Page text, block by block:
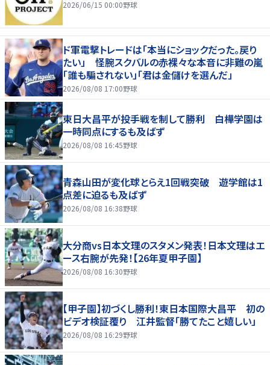
2026/06/15 00:00野球
ド軍電撃トレードは「本当にショックだった。戻り
たい」 怪腕スクバルの赤裸々な本音に非難の嵐
「誰も騙されない」「君は金儲けを選んだ」
2026/08/08 17:00野球
東日大昌平が投手戦を制して勝利 白樺学園は
一時同点にするも及ばず
2026/08/08 16:45野球
青森山田が変化球とらえ1回戦突破 遊学館は1
点差に迫るも及ばず
2026/08/08 16:38野球
大分商vs日本文理のスタメン発表！日本文理はエ
ース右腕が先発！【26年夏甲子園】
2026/08/08 16:30野球
【甲子園】初づくし勝利！東日本国際大昌平 初の
ビデオ検証覆り 江井監督「勝てたこと嬉しい」
2026/08/08 16:29野球